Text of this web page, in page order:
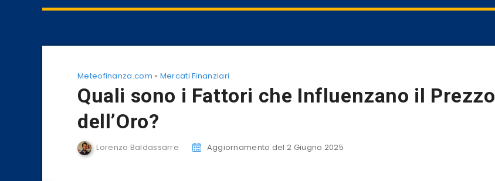
Meteofinanza.com » Mercati Finanziari
Quali sono i Fattori che Influenzano il Prezzo
dell’Oro?
Lorenzo Baldassarre Aggiornamento del 2 Giugno 2025